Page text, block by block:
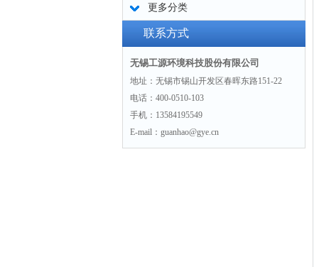
更多分类
联系方式
无锡工源环境科技股份有限公司
地址：无锡市锡山开发区春晖东路151-22
电话：400-0510-103
手机：13584195549
E-mail：guanhao@gye.cn